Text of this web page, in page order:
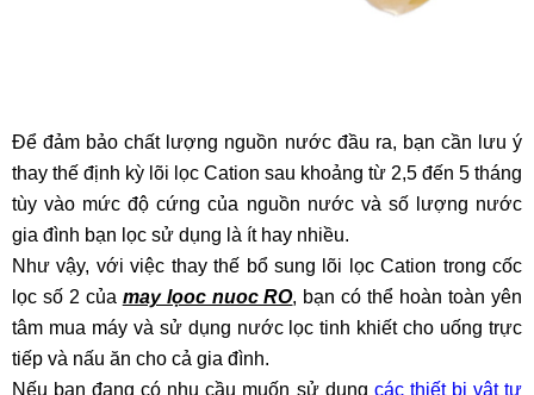
Để đảm bảo chất lượng nguồn nước đầu ra, bạn cần lưu ý
thay thế định kỳ lõi lọc Cation sau khoảng từ 2,5 đến 5 tháng
tùy vào mức độ cứng của nguồn nước và số lượng nước
gia đình bạn lọc sử dụng là ít hay nhiều.
Như vậy, với việc thay thế bổ sung lõi lọc Cation trong cốc
lọc số 2 của may lọoc nuoc RO, bạn có thể hoàn toàn yên
tâm mua máy và sử dụng nước lọc tinh khiết cho uống trực
tiếp và nấu ăn cho cả gia đình.
Nếu bạn đang có nhu cầu muốn sử dụng các thiết bị vật tư